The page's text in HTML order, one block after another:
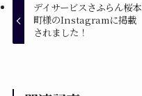
デイサービスさふらん桜本
町様のInstagramに掲載
されました！